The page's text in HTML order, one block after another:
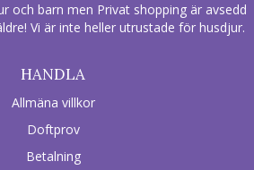
och barn men Privat shopping är avsedd
Vi är inte heller utrustade för husdjur.
HANDLA
Allmäna villkor
Doftprov
Betalning